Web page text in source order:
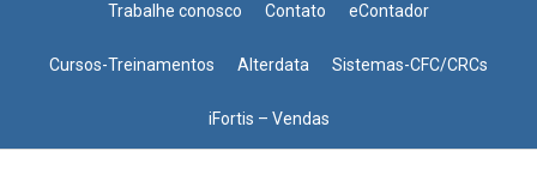
Trabalhe conosco Contato eContador
Cursos-Treinamentos Alterdata Sistemas-CFC/CRCs
iFortis – Vendas